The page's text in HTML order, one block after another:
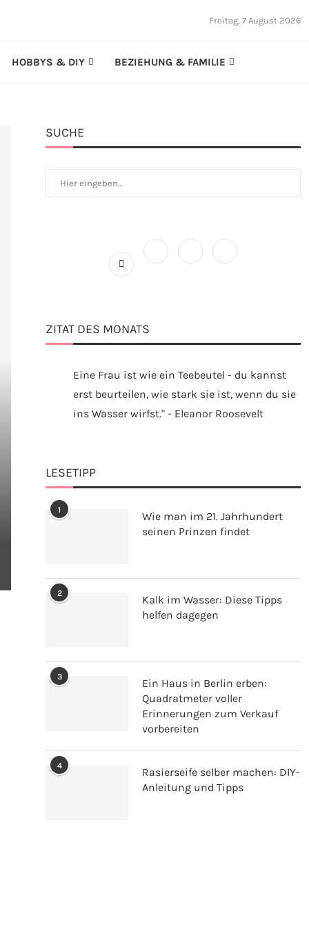
Freitag, 7 August 2026
HOBBYS & DIY BEZIEHUNG & FAMILIE
SUCHE
ZITAT DES MONATS
Eine Frau ist wie ein Teebeutel - du kannst
erst beurteilen, wie stark sie ist, wenn du sie
ins Wasser wirfst." - Eleanor Roosevelt
LESETIPP
1
Wie man im 21. Jahrhundert
seinen Prinzen findet
2
Kalk im Wasser: Diese Tipps
helfen dagegen
3
Ein Haus in Berlin erben:
Quadratmeter voller
Erinnerungen zum Verkauf
vorbereiten
4
Rasierseife selber machen: DIY-
Anleitung und Tipps